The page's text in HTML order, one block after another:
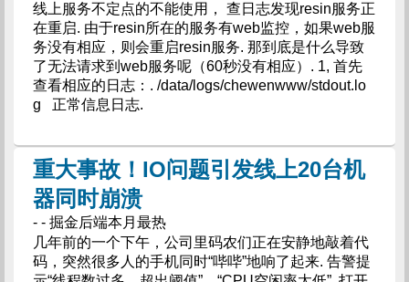
线上服务不定点的不能使用， 查日志发现resin服务正
在重启. 由于resin所在的服务有web监控，如果web服
务没有相应，则会重启resin服务. 那到底是什么导致
了无法请求到web服务呢（60秒没有相应）. 1, 首先
查看相应的日志：. /data/logs/chewenwww/stdout.lo
g 正常信息日志.
重大事故！IO问题引发线上20台机
器同时崩溃
- - 掘金后端本月最热
几年前的一个下午，公司里码农们正在安静地敲着代
码，突然很多人的手机同时“哔哔”地响了起来. 告警提